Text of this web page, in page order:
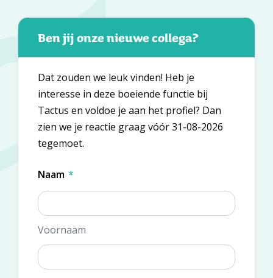
Ben jij onze nieuwe collega?
Dat zouden we leuk vinden! Heb je
interesse in deze boeiende functie bij
Tactus en voldoe je aan het profiel? Dan
zien we je reactie graag vóór 31-08-2026
tegemoet.
Naam *
Voornaam